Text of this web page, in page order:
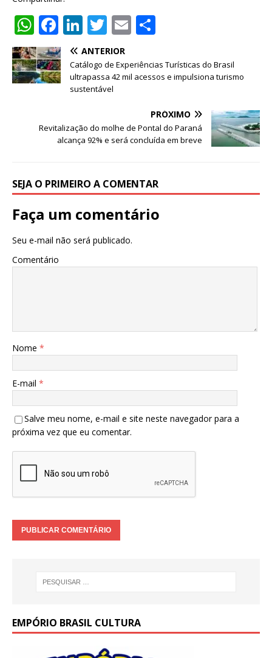
W
h
at
s
p
F
a
c
e
o
o
Li
n
k
e
n
T
w
it
te
E
ai
l
ar
e
ANTERIOR
Catálogo de Experiências Turísticas do Brasil
ultrapassa 42 mil acessos e impulsiona turismo
sustentável
PRÓXIMO
Revitalização do molhe de Pontal do Paraná
alcança 92% e será concluída em breve
SEJA O PRIMEIRO A COMENTAR
Faça um comentário
Seu e-mail não será publicado.
Comentário
Nome *
E-mail *
Salve meu nome, e-mail e site neste navegador para a
próxima vez que eu comentar.
EMPÓRIO BRASIL CULTURA